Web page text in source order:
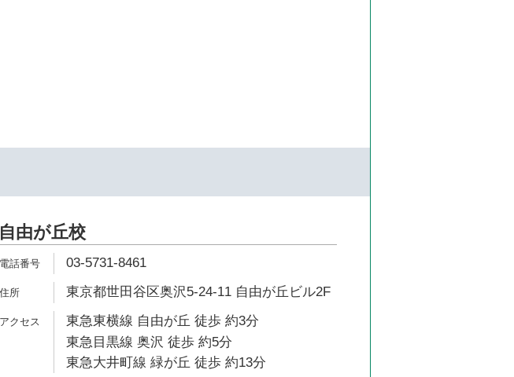
自由が丘校
03-5731-8461
東京都世田谷区奥沢5-24-11 自由が丘ビル2F
東急東横線 自由が丘 徒歩 約3分
東急目黒線 奥沢 徒歩 約5分
東急大井町線 緑が丘 徒歩 約13分